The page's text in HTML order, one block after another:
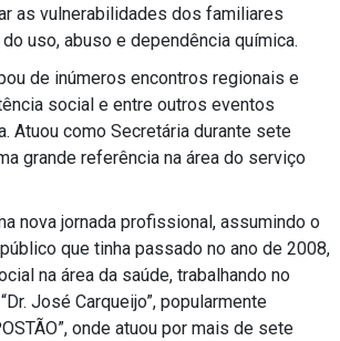
as vulnerabilidades dos familiares
uso, abuso e dependência química.
de inúmeros encontros regionais e
social e entre outros eventos
Atuou como Secretária durante sete
grande referência na área do serviço
nova jornada profissional, assumindo o
que tinha passado no ano de 2008,
na área da saúde, trabalhando no
José Carqueijo”, popularmente
onde atuou por mais de sete